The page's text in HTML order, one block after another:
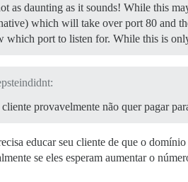
as daunting as it sounds! While this
which will take over port 80 and
which port to listen for. While this is
provavelmente não quer pagar
educar seu cliente de que o
se eles esperam aumentar o